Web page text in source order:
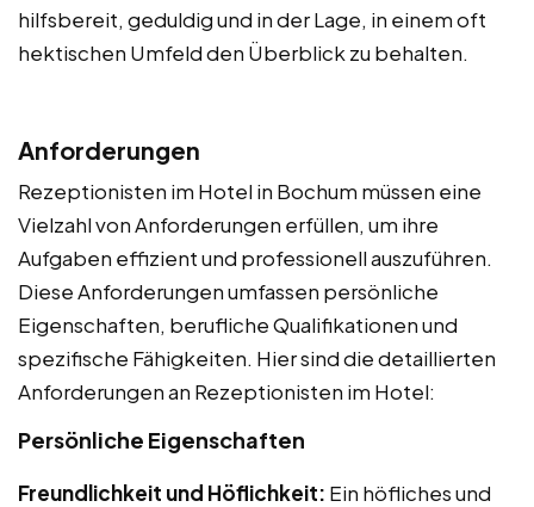
hilfsbereit, geduldig und in der Lage, in einem oft
hektischen Umfeld den Überblick zu behalten.
Anforderungen
Rezeptionisten im Hotel in Bochum müssen eine
Vielzahl von Anforderungen erfüllen, um ihre
Aufgaben effizient und professionell auszuführen.
Diese Anforderungen umfassen persönliche
Eigenschaften, berufliche Qualifikationen und
spezifische Fähigkeiten. Hier sind die detaillierten
Anforderungen an Rezeptionisten im Hotel:
Persönliche Eigenschaften
Freundlichkeit und Höflichkeit: Ein höfliches und